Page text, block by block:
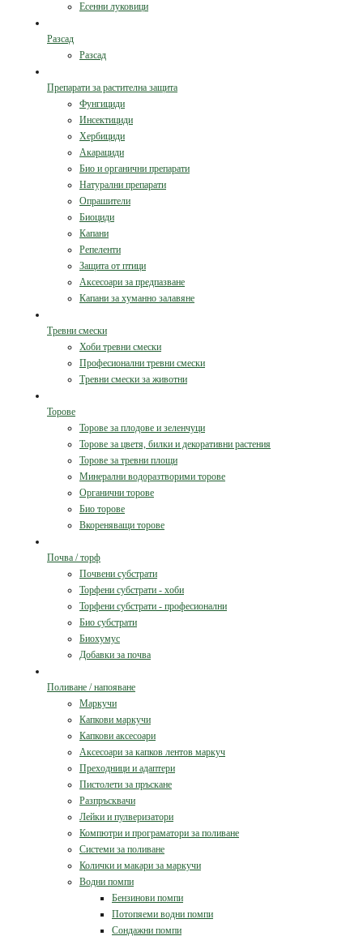
Есенни луковици
Разсад
Разсад
Препарати за растителна защита
Фунгициди
Инсектициди
Хербициди
Акарациди
Био и органични препарати
Натурални препарати
Опрашители
Биоциди
Капани
Репеленти
Защита от птици
Аксесоари за предпазване
Капани за хуманно залавяне
Тревни смески
Хоби тревни смески
Професионални тревни смески
Тревни смески за животни
Торове
Торове за плодове и зеленчуци
Торове за цветя, билки и декоративни растения
Торове за тревни площи
Минерални водоразтворими торове
Органични торове
Био торове
Вкореняващи торове
Почва / торф
Почвени субстрати
Торфени субстрати - хоби
Торфени субстрати - професионални
Био субстрати
Биохумус
Добавки за почва
Поливане / напояване
Маркучи
Капкови маркучи
Капкови аксесоари
Аксесоари за капков лентов маркуч
Преходници и адаптери
Пистолети за пръскане
Разпръсквачи
Лейки и пулверизатори
Компютри и програматори за поливане
Системи за поливане
Колички и макари за маркучи
Водни помпи
Бензинови помпи
Потопяеми водни помпи
Сондажни помпи